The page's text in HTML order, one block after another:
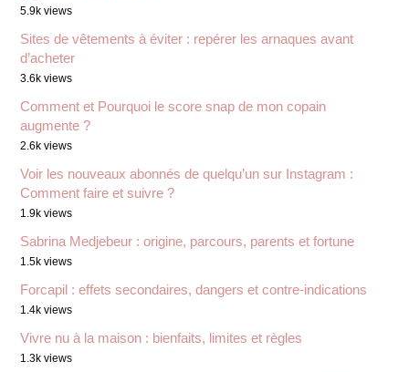
5.9k views
Sites de vêtements à éviter : repérer les arnaques avant
d’acheter
3.6k views
Comment et Pourquoi le score snap de mon copain
augmente ?
2.6k views
Voir les nouveaux abonnés de quelqu’un sur Instagram :
Comment faire et suivre ?
1.9k views
Sabrina Medjebeur : origine, parcours, parents et fortune
1.5k views
Forcapil : effets secondaires, dangers et contre-indications
1.4k views
Vivre nu à la maison : bienfaits, limites et règles
1.3k views